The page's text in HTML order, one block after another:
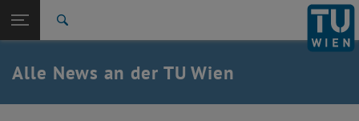
TU Login
Quicklinks
Quicklinks-Menü umschalten
Studium
Karriere
Alle News an der TU Wien